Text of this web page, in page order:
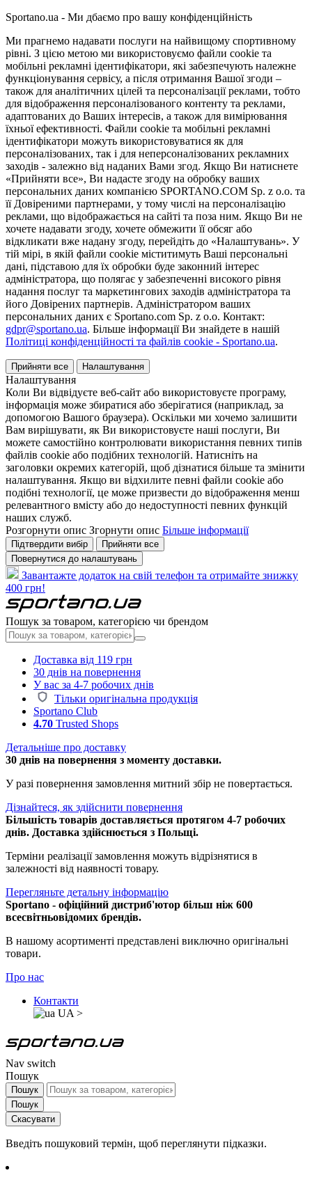
Sportano.ua - Ми дбаємо про вашу конфіденційність
Ми прагнемо надавати послуги на найвищому спортивному
рівні. З цією метою ми використовуємо файли cookie та
мобільні рекламні ідентифікатори, які забезпечують належне
функціонування сервісу, а після отримання Вашої згоди –
також для аналітичних цілей та персоналізації реклами, тобто
для відображення персоналізованого контенту та реклами,
адаптованих до Ваших інтересів, а також для вимірювання
їхньої ефективності. Файли cookie та мобільні рекламні
ідентифікатори можуть використовуватися як для
персоналізованих, так і для неперсоналізованих рекламних
заходів - залежно від наданих Вами згод. Якщо Ви натиснете
«Прийняти все», Ви надасте згоду на обробку ваших
персональних даних компанією SPORTANO.COM Sp. z o.o. та
її Довіреними партнерами, у тому числі на персоналізацію
реклами, що відображається на сайті та поза ним. Якщо Ви не
хочете надавати згоду, хочете обмежити її обсяг або
відкликати вже надану згоду, перейдіть до «Налаштувань». У
тій мірі, в якій файли cookie міститимуть Ваші персональні
дані, підставою для їх обробки буде законний інтерес
адміністратора, що полягає у забезпеченні високого рівня
надання послуг та маркетингових заходів адміністратора та
його Довірених партнерів. Адміністратором ваших
персональних даних є Sportano.com Sp. z o.o. Контакт:
gdpr@sportano.ua. Більше інформації Ви знайдете в нашій
Політиці конфіденційності та файлів cookie - Sportano.ua.
Прийняти все Налаштування
Налаштування
Коли Ви відвідуєте веб-сайт або використовуєте програму,
інформація може збиратися або зберігатися (наприклад, за
допомогою Вашого браузера). Оскільки ми хочемо залишити
Вам вирішувати, як Ви використовуєте наші послуги, Ви
можете самостійно контролювати використання певних типів
файлів cookie або подібних технологій. Натисніть на
заголовки окремих категорій, щоб дізнатися більше та змінити
налаштування. Якщо ви відхилите певні файли cookie або
подібні технології, це може призвести до відображення менш
релевантного вмісту або до недоступності певних функцій
наших служб.
Розгорнути опис Згорнути опис Більше інформації
Підтвердити вибір
Прийняти все
Повернутися до налаштувань
Завантажте додаток на свій телефон та отримайте знижку
400 грн!
Пошук за товаром, категорією чи брендом
Доставка від 119 грн
30 днів на повернення
У вас за 4-7 робочих днів
Тільки оригінальна продукція
Sportano Club
4.70 Trusted Shops
Детальніше про доставку
30 днів на повернення з моменту доставки.
У разі повернення замовлення митний збір не повертається.
Дізнайтеся, як здійснити повернення
Більшість товарів доставляється протягом 4-7 робочих
днів. Доставка здійснюється з Польщі.
Терміни реалізації замовлення можуть відрізнятися в
залежності від наявності товару.
Перегляньте детальну інформацію
Sportano - офіційний дистриб'ютор більш ніж 600
всесвітньовідомих брендів.
В нашому асортименті представлені виключно оригінальні
товари.
Про нас
Контакти
UA >
Nav switch
Пошук
Пошук
Пошук
Скасувати
Введіть пошуковий термін, щоб переглянути підказки.